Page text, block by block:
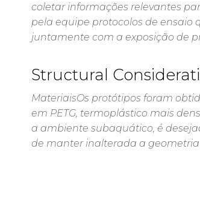
coletar informações relevantes
pela equipe protocolos de ensaio
juntamente com a exposição de
Structural
MateriaisOs protótipos foram
em PETG, termoplástico mais
a ambiente subaquático, é
de manter inalterada a